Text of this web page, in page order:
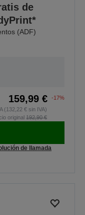
de
(ADF)
159,99 €
-17%
(132,22 € sin IVA)
original 192,90 €
de llamada